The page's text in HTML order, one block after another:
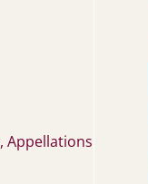
, Appellations